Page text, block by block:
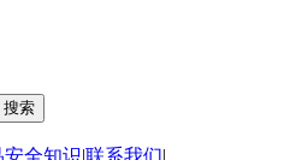
安全知识|联系我们|